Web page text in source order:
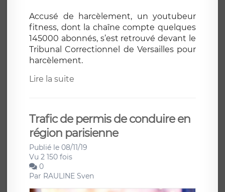
Accusé de harcèlement, un youtubeur
fitness, dont la chaîne compte quelques
145000 abonnés, s’est retrouvé devant le
Tribunal Correctionnel de Versailles pour
harcèlement.
Lire la suite
Trafic de permis de conduire en
région parisienne
Publié le 08/11/19
Vu 2 150 fois
0
Par RAULINE Sven